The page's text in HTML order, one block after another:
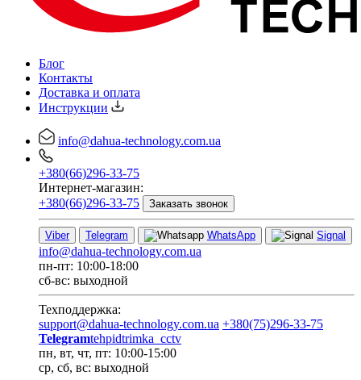
Блог
Контакты
Доставка и оплата
Инструкции
info@dahua-technology.com.ua
+380(66)296-33-75
Интернет-магазин:
+380(66)296-33-75
Заказать звонок
Viber Telegram WhatsApp Signal
info@dahua-technology.com.ua
пн-пт: 10:00-18:00
сб-вс: выходной
Техподдержка:
support@dahua-technology.com.ua +380(75)296-33-75
Telegramtehpidtrimka_cctv
пн, вт, чт, пт: 10:00-15:00
ср, сб, вс: выходной